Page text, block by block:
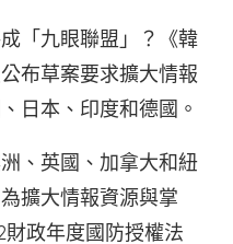
「九眼聯盟」？《韓
布草案要求擴大情報
日本、印度和德國。
、英國、加拿大和紐
擴大情報資源與掌
政年度國防授權法